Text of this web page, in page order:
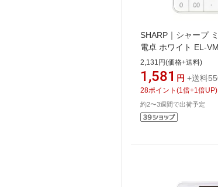
SHARP｜シャープ
電卓 ホワイト EL-
2,131円(価格+送料)
1,581 円 +送料
28ポイント (1 倍+1 倍UP)
約2〜3週間で出荷予定